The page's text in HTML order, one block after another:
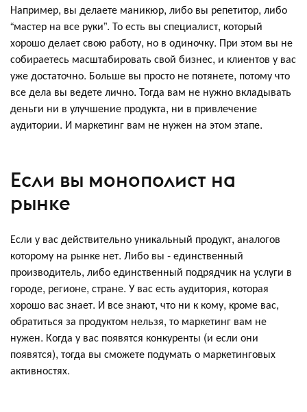
Например, вы делаете маникюр, либо вы репетитор, либо
“мастер на все руки”. То есть вы специалист, который
хорошо делает свою работу, но в одиночку. При этом вы не
собираетесь масштабировать свой бизнес, и клиентов у вас
уже достаточно. Больше вы просто не потянете, потому что
все дела вы ведете лично. Тогда вам не нужно вкладывать
деньги ни в улучшение продукта, ни в привлечение
аудитории. И маркетинг вам не нужен на этом этапе.
Если вы монополист на
рынке
Если у вас действительно уникальный продукт, аналогов
которому на рынке нет. Либо вы - единственный
производитель, либо единственный подрядчик на услуги в
городе, регионе, стране. У вас есть аудитория, которая
хорошо вас знает. И все знают, что ни к кому, кроме вас,
обратиться за продуктом нельзя, то маркетинг вам не
нужен. Когда у вас появятся конкуренты (и если они
появятся), тогда вы сможете подумать о маркетинговых
активностях.